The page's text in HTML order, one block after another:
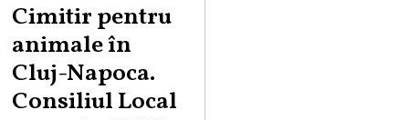
Cimitir pentru
animale în
Cluj-Napoca.
Consiliul Local